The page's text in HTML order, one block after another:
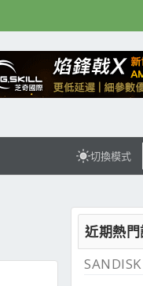
切換模式
近期熱